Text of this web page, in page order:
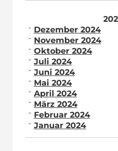
Dezember 2024
November 2024
Oktober 2024
Juli 2024
Juni 2024
Mai 2024
April 2024
März 2024
Februar 2024
Januar 2024